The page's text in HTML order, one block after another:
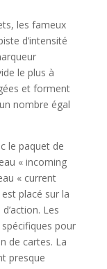
les fameux
d’intensité
le plus à
et forment
nombre égal
le paquet de
« incoming
« current
placé sur la
Les
pour
de cartes. La
presque